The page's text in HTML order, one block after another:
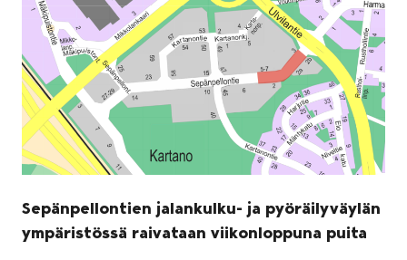
Sepänpellontien jalankulku- ja pyöräilyväylän
ympäristössä raivataan viikonloppuna puita